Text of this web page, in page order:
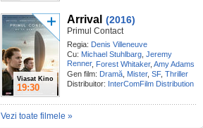
Viasat Kino
19:30
Arrival (2016)
Primul Contact
Regia: Denis Villeneuve
Cu: Michael Stuhlbarg Jeremy
Renner, Forest Whitaker, Amy Adams
Gen film: Dramă Mister, SF, Thriller
Distribuitor: InterComFilm Distribution
Vezi toate filmele »